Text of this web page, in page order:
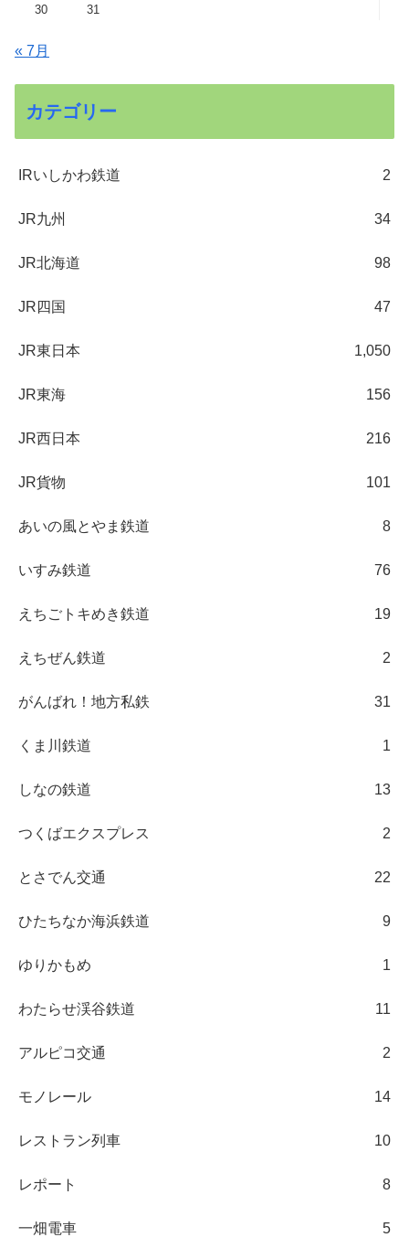
30
31
« 7月
カテゴリー
IRいしかわ鉄道 2
JR九州 34
JR北海道 98
JR四国 47
JR東日本 1,050
JR東海 156
JR西日本 216
JR貨物 101
あいの風とやま鉄道 8
いすみ鉄道 76
えちごトキめき鉄道 19
えちぜん鉄道 2
がんばれ！地方私鉄 31
くま川鉄道 1
しなの鉄道 13
つくばエクスプレス 2
とさでん交通 22
ひたちなか海浜鉄道 9
ゆりかもめ 1
わたらせ渓谷鉄道 11
アルピコ交通 2
モノレール 14
レストラン列車 10
レポート 8
一畑電車 5